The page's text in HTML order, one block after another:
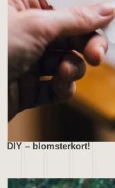
DIY – blomsterkort!